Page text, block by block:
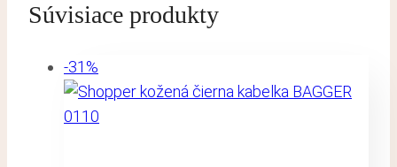
Súvisiace produkty
-31%